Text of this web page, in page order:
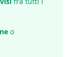
o